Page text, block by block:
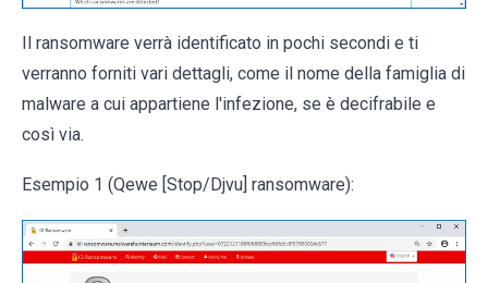
Il ransomware verrà identificato in pochi secondi e ti
verranno forniti vari dettagli, come il nome della famiglia di
malware a cui appartiene l'infezione, se è decifrabile e
così via.
Esempio 1 (Qewe [Stop/Djvu] ransomware):